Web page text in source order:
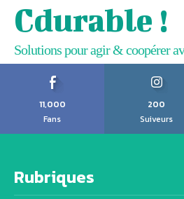
Cdurable !
Solutions pour agir & coopérer
11,000
Fans
200
Suiveurs
Rubriques